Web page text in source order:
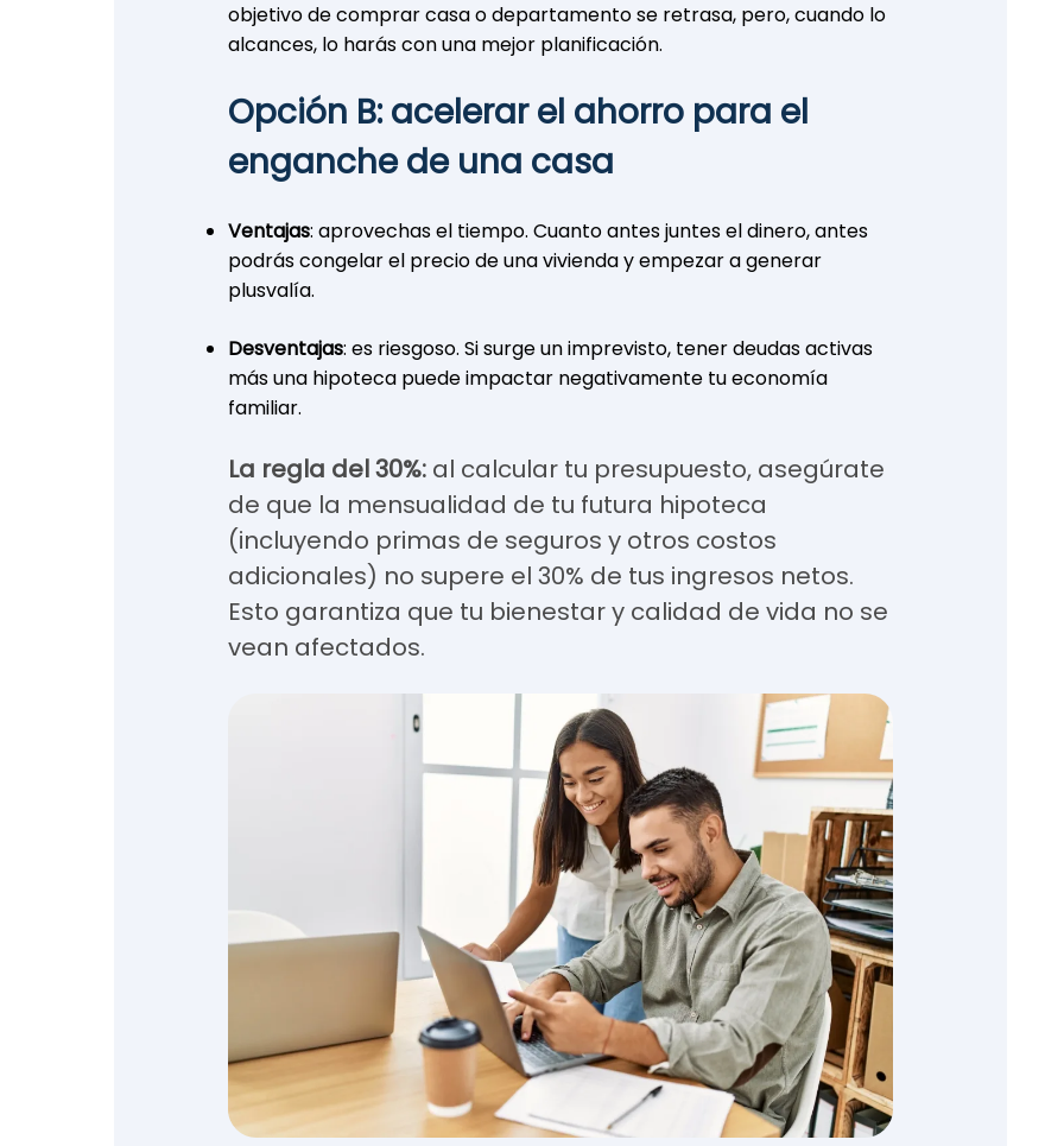
objetivo de comprar casa o departamento se retrasa, pero, cuando lo
alcances, lo harás con una mejor planificación.
Opción B: acelerar el ahorro para el
enganche de una casa
Ventajas: aprovechas el tiempo. Cuanto antes juntes el dinero, antes
podrás congelar el precio de una vivienda y empezar a generar
plusvalía.
Desventajas: es riesgoso. Si surge un imprevisto, tener deudas activas
más una hipoteca puede impactar negativamente tu economía
familiar.
La regla del 30%: al calcular tu presupuesto, asegúrate
de que la mensualidad de tu futura hipoteca
(incluyendo primas de seguros y otros costos
adicionales) no supere el 30% de tus ingresos netos.
Esto garantiza que tu bienestar y calidad de vida no se
vean afectados.